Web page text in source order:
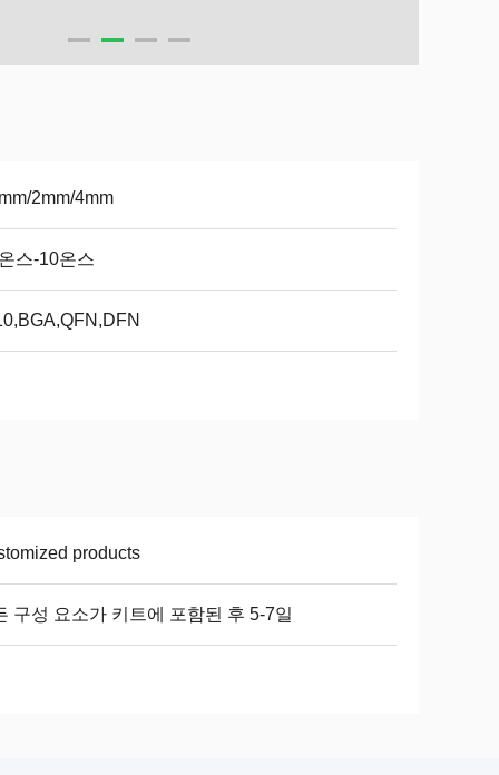
2mm/4mm
스-10온스
products
구성 요소가 키트에 포함된 후 5-7일